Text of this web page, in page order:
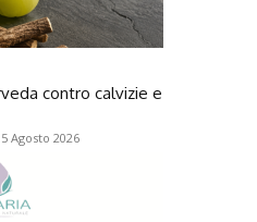
contro calvizie e
5 Agosto 2026